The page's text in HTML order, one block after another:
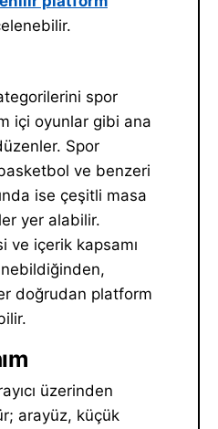
spor
içi oyunlar gibi ana
Spor
ve benzeri
ise çeşitli masa
yer alabilir.
ve içerik kapsamı
doğrudan platform
üzerinden
arayüz, küçük